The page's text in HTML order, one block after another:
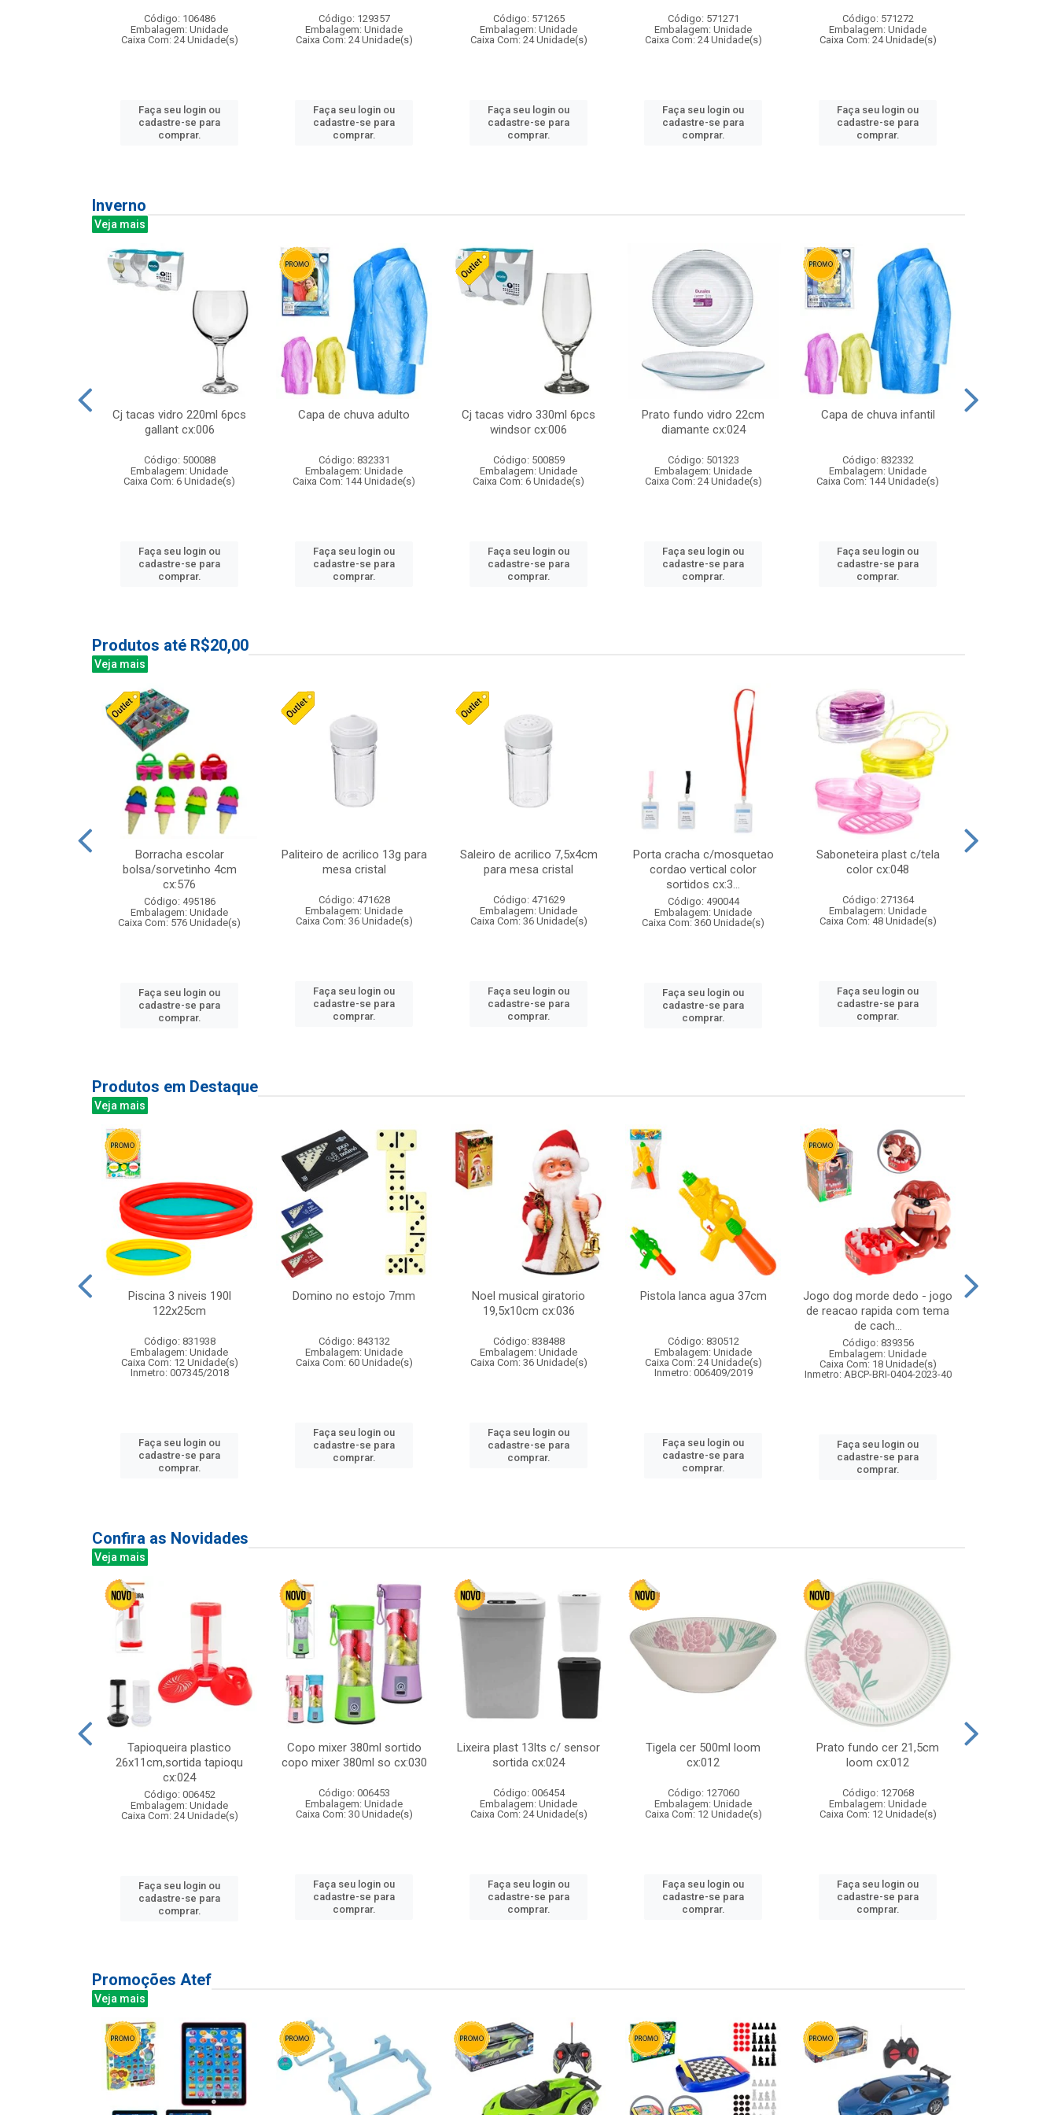
Código: 106486
Embalagem: Unidade
Caixa Com: 24 Unidade(s)
Faça seu login ou
cadastre-se para
comprar.
Código: 129357
Embalagem: Unidade
Caixa Com: 24 Unidade(s)
Faça seu login ou
cadastre-se para
comprar.
Código: 571265
Embalagem: Unidade
Caixa Com: 24 Unidade(s)
Faça seu login ou
cadastre-se para
comprar.
Código: 571271
Embalagem: Unidade
Caixa Com: 24 Unidade(s)
Faça seu login ou
cadastre-se para
comprar.
Código: 571272
Embalagem: Unidade
Caixa Com: 24 Unidade(s)
Faça seu login ou
cadastre-se para
comprar.
Inverno
Veja mais
Cj tacas vidro 220ml 6pcs
gallant cx:006
Código: 500088
Embalagem: Unidade
Caixa Com: 6 Unidade(s)
Faça seu login ou
cadastre-se para
comprar.
Capa de chuva adulto
Código: 832331
Embalagem: Unidade
Caixa Com: 144 Unidade(s)
Faça seu login ou
cadastre-se para
comprar.
Cj tacas vidro 330ml 6pcs
windsor cx:006
Código: 500859
Embalagem: Unidade
Caixa Com: 6 Unidade(s)
Faça seu login ou
cadastre-se para
comprar.
Prato fundo vidro 22cm
diamante cx:024
Código: 501323
Embalagem: Unidade
Caixa Com: 24 Unidade(s)
Faça seu login ou
cadastre-se para
comprar.
Capa de chuva infantil
Código: 832332
Embalagem: Unidade
Caixa Com: 144 Unidade(s)
Faça seu login ou
cadastre-se para
comprar.
Produtos até R$20,00
Veja mais
Borracha escolar
bolsa/sorvetinho 4cm
cx:576
Código: 495186
Embalagem: Unidade
Caixa Com: 576 Unidade(s)
Faça seu login ou
cadastre-se para
comprar.
Paliteiro de acrilico 13g para
mesa cristal
Código: 471628
Embalagem: Unidade
Caixa Com: 36 Unidade(s)
Faça seu login ou
cadastre-se para
comprar.
Saleiro de acrilico 7,5x4cm
para mesa cristal
Código: 471629
Embalagem: Unidade
Caixa Com: 36 Unidade(s)
Faça seu login ou
cadastre-se para
comprar.
Porta cracha c/mosquetao
cordao vertical color
sortidos cx:3...
Código: 490044
Embalagem: Unidade
Caixa Com: 360 Unidade(s)
Faça seu login ou
cadastre-se para
comprar.
Saboneteira plast c/tela
color cx:048
Código: 271364
Embalagem: Unidade
Caixa Com: 48 Unidade(s)
Faça seu login ou
cadastre-se para
comprar.
Produtos em Destaque
Veja mais
Piscina 3 niveis 190l
122x25cm
Código: 831938
Embalagem: Unidade
Caixa Com: 12 Unidade(s)
Inmetro: 007345/2018
Faça seu login ou
cadastre-se para
comprar.
Domino no estojo 7mm
Código: 843132
Embalagem: Unidade
Caixa Com: 60 Unidade(s)
Faça seu login ou
cadastre-se para
comprar.
Noel musical giratorio
19,5x10cm cx:036
Código: 838488
Embalagem: Unidade
Caixa Com: 36 Unidade(s)
Faça seu login ou
cadastre-se para
comprar.
Pistola lanca agua 37cm
Código: 830512
Embalagem: Unidade
Caixa Com: 24 Unidade(s)
Inmetro: 006409/2019
Faça seu login ou
cadastre-se para
comprar.
Jogo dog morde dedo - jogo
de reacao rapida com tema
de cach...
Código: 839356
Embalagem: Unidade
Caixa Com: 18 Unidade(s)
Inmetro: ABCP-BRI-0404-2023-40
Faça seu login ou
cadastre-se para
comprar.
Confira as Novidades
Veja mais
Tapioqueira plastico
26x11cm,sortida tapioqu
cx:024
Código: 006452
Embalagem: Unidade
Caixa Com: 24 Unidade(s)
Faça seu login ou
cadastre-se para
comprar.
Copo mixer 380ml sortido
copo mixer 380ml so cx:030
Código: 006453
Embalagem: Unidade
Caixa Com: 30 Unidade(s)
Faça seu login ou
cadastre-se para
comprar.
Lixeira plast 13lts c/ sensor
sortida cx:024
Código: 006454
Embalagem: Unidade
Caixa Com: 24 Unidade(s)
Faça seu login ou
cadastre-se para
comprar.
Tigela cer 500ml loom
cx:012
Código: 127060
Embalagem: Unidade
Caixa Com: 12 Unidade(s)
Faça seu login ou
cadastre-se para
comprar.
Prato fundo cer 21,5cm
loom cx:012
Código: 127068
Embalagem: Unidade
Caixa Com: 12 Unidade(s)
Faça seu login ou
cadastre-se para
comprar.
Promoções Atef
Veja mais